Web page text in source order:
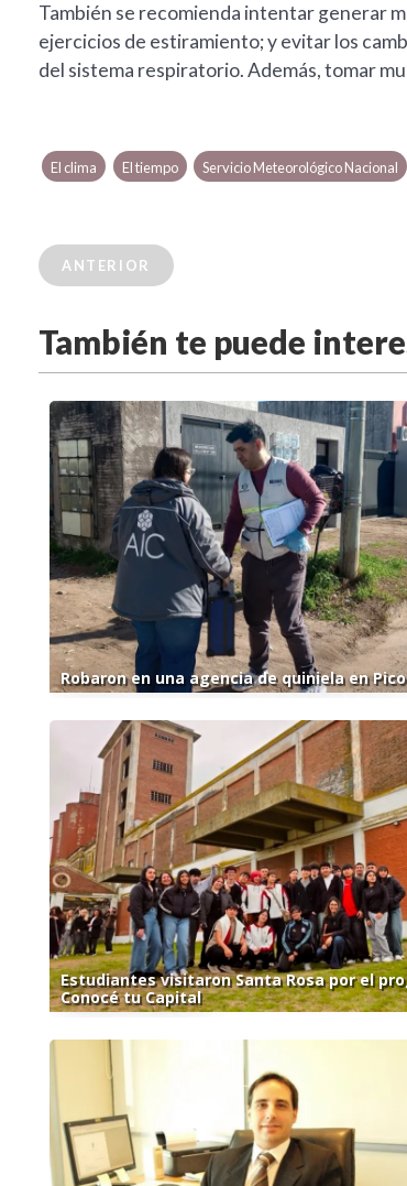
También se recomienda intentar generar
ejercicios de estiramiento; y evitar los
del sistema respiratorio. Además, tomar
El clima El tiempo Servicio Meteorológico Nacional
ANTERIOR
También te puede
Robaron en una agencia de quiniela en Pico
Estudiantes visitaron Santa Rosa por el
Conocé tu Capital